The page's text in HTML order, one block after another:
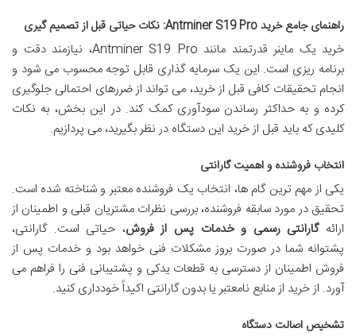
راهنمای جامع خرید Antminer S19 Pro: نکات حیاتی قبل از تصمیم گیری
خرید یک ماینر قدرتمند مانند Antminer S19 Pro، نیازمند دقت و
برنامه ریزی است. این یک سرمایه گذاری قابل توجه محسوب می شود و
انجام تحقیقات کافی قبل از خرید، می تواند از ضررهای احتمالی جلوگیری
کرده و به حداکثر رساندن سودآوری کمک کند. در این بخش، به نکات
کلیدی که باید قبل از خرید این دستگاه در نظر بگیرید، می پردازیم.
انتخاب فروشنده و اهمیت گارانتی
یکی از مهم ترین گام ها، انتخاب یک فروشنده معتبر و شناخته شده است.
تحقیق در مورد سابقه فروشنده، بررسی نظرات مشتریان قبلی و اطمینان از
ارائهگارانتی رسمی و خدمات پس از فروش، حیاتی است. گارانتی،
پشتوانه شما در صورت بروز مشکلات فنی خواهد بود و خدمات پس از
فروش اطمینان از دسترسی به قطعات یدکی و پشتیبانی فنی را فراهم می
آورد. از خرید از منابع نامعتبر یا بدون گارانتی اکیداً خودداری کنید.
تشخیص اصالت دستگاه